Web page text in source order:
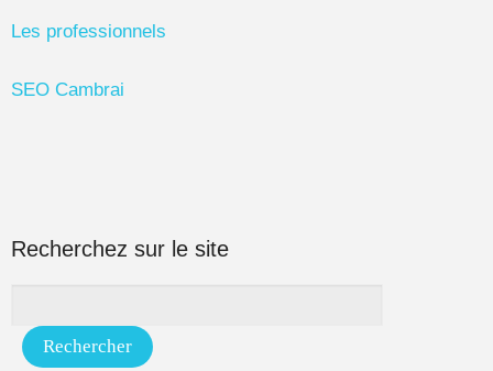
Les professionnels
SEO Cambrai
Recherchez sur le site